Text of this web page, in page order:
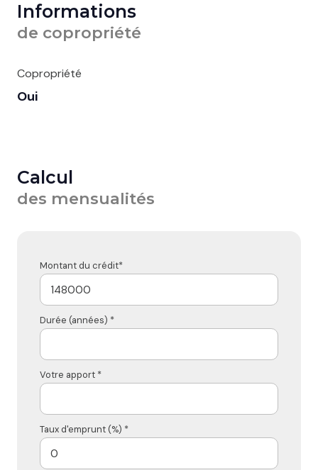
Informations
de copropriété
Copropriété
Oui
Calcul
des mensualités
Montant du crédit*
Durée (années) *
Votre apport *
Taux d'emprunt (%) *